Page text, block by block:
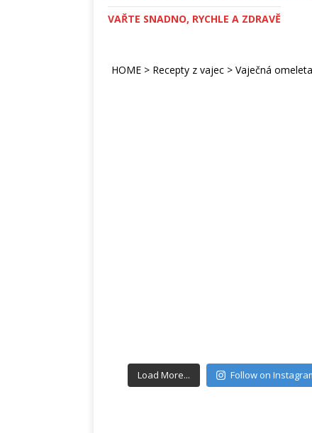
VAŘTE SNADNO, RYCHLE A ZDRAVĚ
HOME > Recepty z vajec > Vaječná
Load More... Follow on